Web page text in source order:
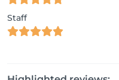
Staff